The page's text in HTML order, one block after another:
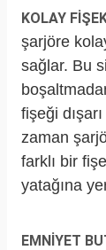
KOLAY
şarjöre
sağlar. Bu
fişeği
zaman
farklı bir
yatağına
EMNİYET